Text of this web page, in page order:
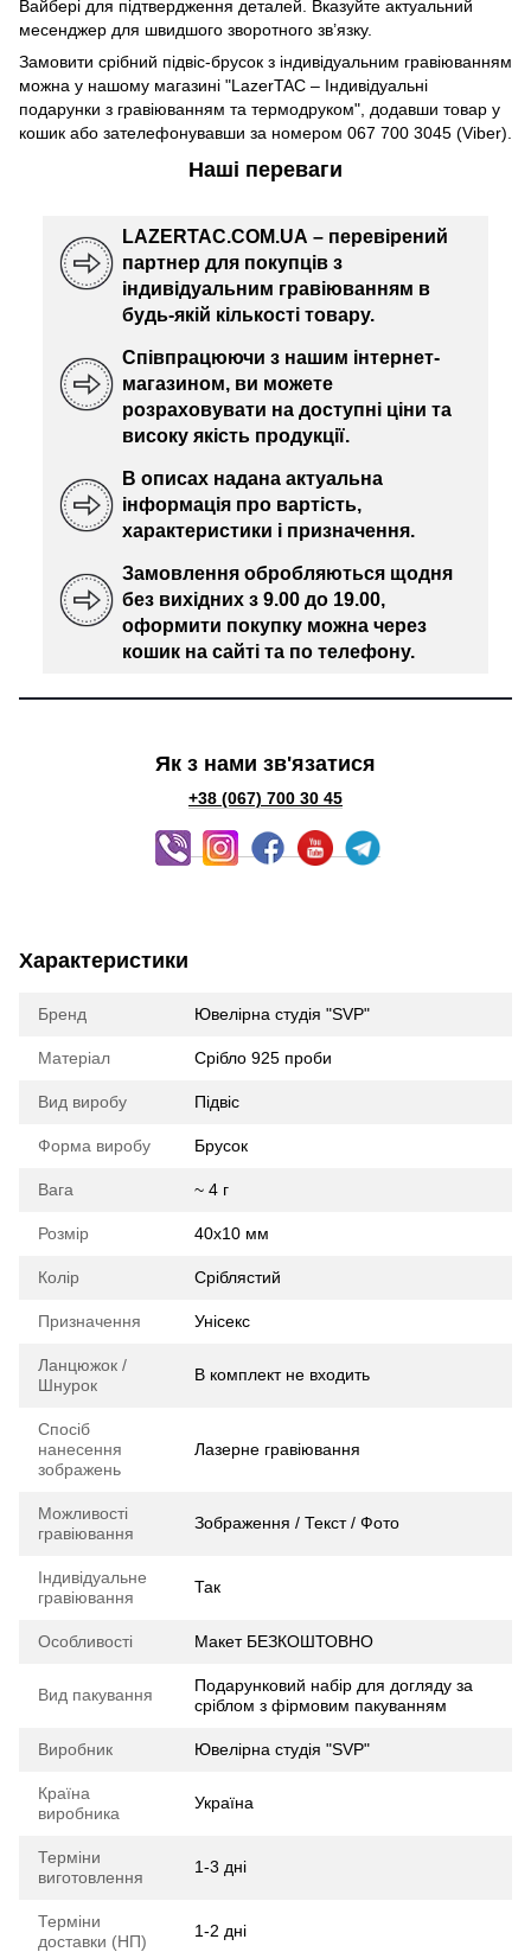
Вайбері для підтвердження деталей. Вказуйте актуальний
месенджер для швидшого зворотного зв’язку.
Замовити срібний підвіс-брусок з індивідуальним гравіюванням
можна у нашому магазині "LazerTAC – Індивідуальні
подарунки з гравіюванням та термодруком", додавши товар у
кошик або зателефонувавши за номером 067 700 3045 (Viber).
Наші переваги
LAZERTAC.COM.UA – перевірений
партнер для покупців з
індивідуальним гравіюванням в
будь-якій кількості товару.
Співпрацюючи з нашим інтернет-
магазином, ви можете
розраховувати на доступні ціни та
високу якість продукції.
В описах надана актуальна
інформація про вартість,
характеристики і призначення.
Замовлення обробляються щодня
без вихідних з 9.00 до 19.00,
оформити покупку можна через
кошик на сайті та по телефону.
Як з нами зв'язатися
+38 (067) 700 30 45
Характеристики
Бренд Ювелірна студія "SVP"
Матеріал Срібло 925 проби
Вид виробу Підвіс
Форма виробу Брусок
Вага ~ 4 г
Розмір 40х10 мм
Колір Сріблястий
Призначення Унісекс
Ланцюжок /
Шнурок
В комплект не входить
Спосіб
нанесення
зображень
Лазерне гравіювання
Можливості
гравіювання
Зображення / Текст / Фото
Індивідуальне
гравіювання
Так
Особливості Макет БЕЗКОШТОВНО
Вид пакування
Подарунковий набір для догляду за
сріблом з фірмовим пакуванням
Виробник Ювелірна студія "SVP"
Країна
виробника
Україна
Терміни
виготовлення
1-3 дні
Терміни
доставки (НП)
1-2 дні